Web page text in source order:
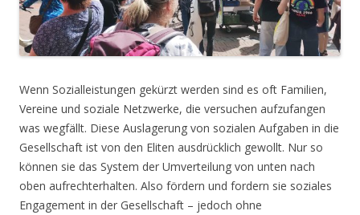
Wenn Sozialleistungen gekürzt werden sind es oft Familien,
Vereine und soziale Netzwerke, die versuchen aufzufangen
was wegfällt. Diese Auslagerung von sozialen Aufgaben in die
Gesellschaft ist von den Eliten ausdrücklich gewollt. Nur so
können sie das System der Umverteilung von unten nach
oben aufrechterhalten. Also fördern und fordern sie soziales
Engagement in der Gesellschaft – jedoch ohne